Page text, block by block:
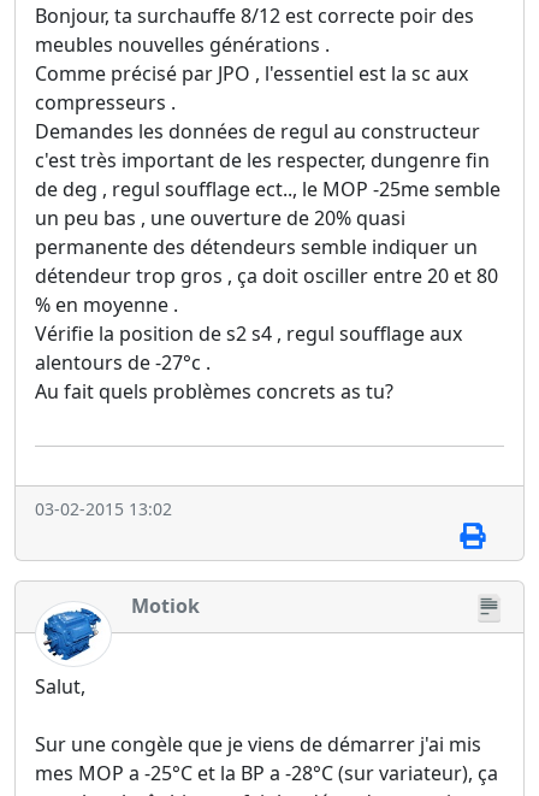
Bonjour, ta surchauffe 8/12 est correcte poir des
meubles nouvelles générations .
Comme précisé par JPO , l'essentiel est la sc aux
compresseurs .
Demandes les données de regul au constructeur
c'est très important de les respecter, dungenre fin
de deg , regul soufflage ect.., le MOP -25me semble
un peu bas , une ouverture de 20% quasi
permanente des détendeurs semble indiquer un
détendeur trop gros , ça doit osciller entre 20 et 80
% en moyenne .
Vérifie la position de s2 s4 , regul soufflage aux
alentours de -27°c .
Au fait quels problèmes concrets as tu?
03-02-2015 13:02
Motiok
Salut,
Sur une congèle que je viens de démarrer j'ai mis
mes MOP a -25°C et la BP a -28°C (sur variateur), ça